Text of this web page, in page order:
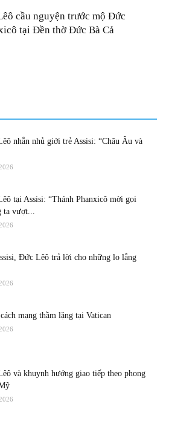
cầu nguyện trước mộ Đức
tại Đền thờ Đức Bà Cả
nhắn nhủ giới trẻ Assisi: “Châu Âu và
tại Assisi: “Thánh Phanxicô mời gọi
ta vượt...
Đức Lêô trả lời cho những lo lắng
mạng thầm lặng tại Vatican
và khuynh hướng giao tiếp theo phong